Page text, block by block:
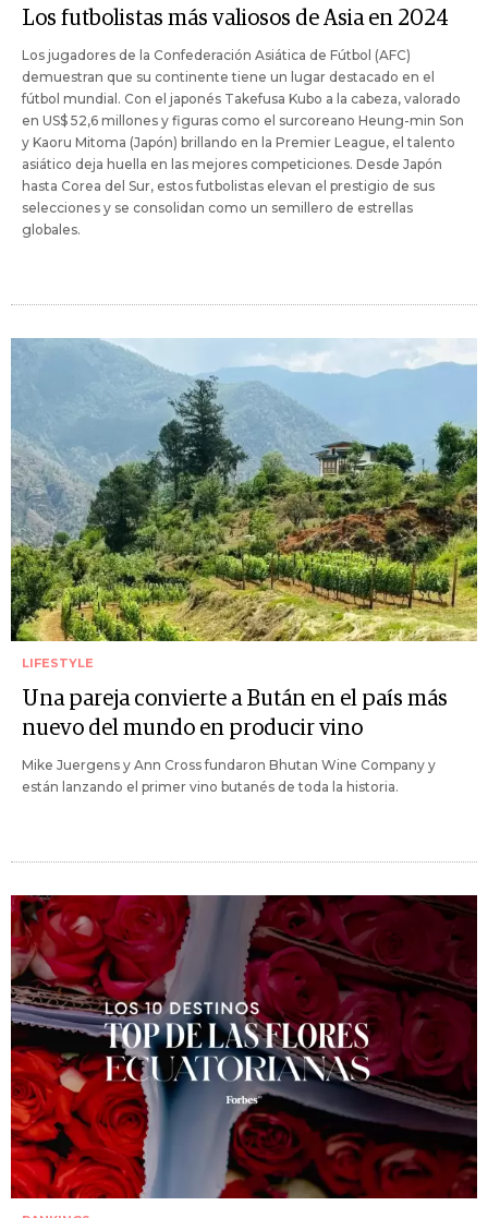
Los futbolistas más valiosos de Asia en 2024
Los jugadores de la Confederación Asiática de Fútbol (AFC)
demuestran que su continente tiene un lugar destacado en el
fútbol mundial. Con el japonés Takefusa Kubo a la cabeza, valorado
en US$ 52,6 millones y figuras como el surcoreano Heung-min Son
y Kaoru Mitoma (Japón) brillando en la Premier League, el talento
asiático deja huella en las mejores competiciones. Desde Japón
hasta Corea del Sur, estos futbolistas elevan el prestigio de sus
selecciones y se consolidan como un semillero de estrellas
globales.
LIFESTYLE
Una pareja convierte a Bután en el país más
nuevo del mundo en producir vino
Mike Juergens y Ann Cross fundaron Bhutan Wine Company y
están lanzando el primer vino butanés de toda la historia.